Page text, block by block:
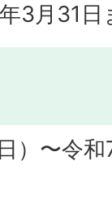
3月31日
）〜令